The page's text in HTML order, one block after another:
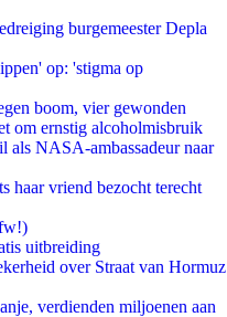
burgemeester Depla
op: 'stigma op
boom, vier gewonden
om ernstig alcoholmisbruik
als NASA-ambassadeur naar
haar vriend bezocht terecht
uitbreiding
over Straat van Hormuz
verdienden miljoenen aan